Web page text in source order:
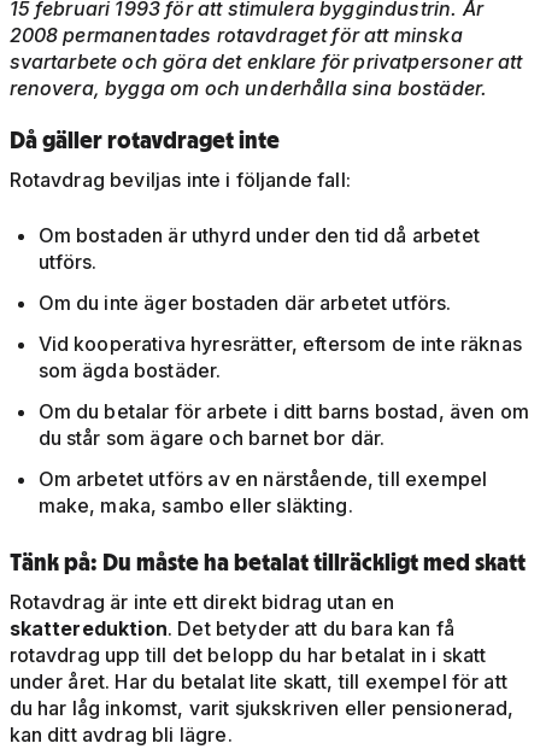
15 februari 1993 för att stimulera byggindustrin. År
2008 permanentades rotavdraget för att minska
svartarbete och göra det enklare för privatpersoner att
renovera, bygga om och underhålla sina bostäder.
Då gäller rotavdraget inte
Rotavdrag beviljas inte i följande fall:
Om bostaden är uthyrd under den tid då arbetet
utförs.
Om du inte äger bostaden där arbetet utförs.
Vid kooperativa hyresrätter, eftersom de inte räknas
som ägda bostäder.
Om du betalar för arbete i ditt barns bostad, även om
du står som ägare och barnet bor där.
Om arbetet utförs av en närstående, till exempel
make, maka, sambo eller släkting.
Tänk på: Du måste ha betalat tillräckligt med skatt
Rotavdrag är inte ett direkt bidrag utan en
skattereduktion. Det betyder att du bara kan få
rotavdrag upp till det belopp du har betalat in i skatt
under året. Har du betalat lite skatt, till exempel för att
du har låg inkomst, varit sjukskriven eller pensionerad,
kan ditt avdrag bli lägre.